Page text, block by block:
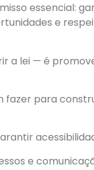
essencial:
e
a lei — é
fazer para
e